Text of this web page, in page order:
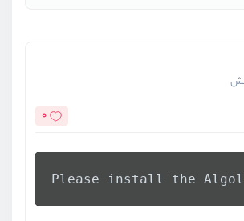
0
Please install the